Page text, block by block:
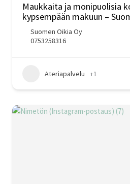
Maukkaita ja monipuolisia
kypsempään makuun –
Suomen Oikia Oy
0753258316
Ateriapalvelu +1